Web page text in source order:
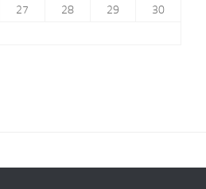
27 28 29
30